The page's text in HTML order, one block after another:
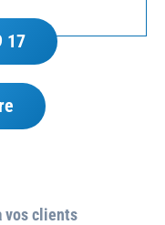
17
vos clients